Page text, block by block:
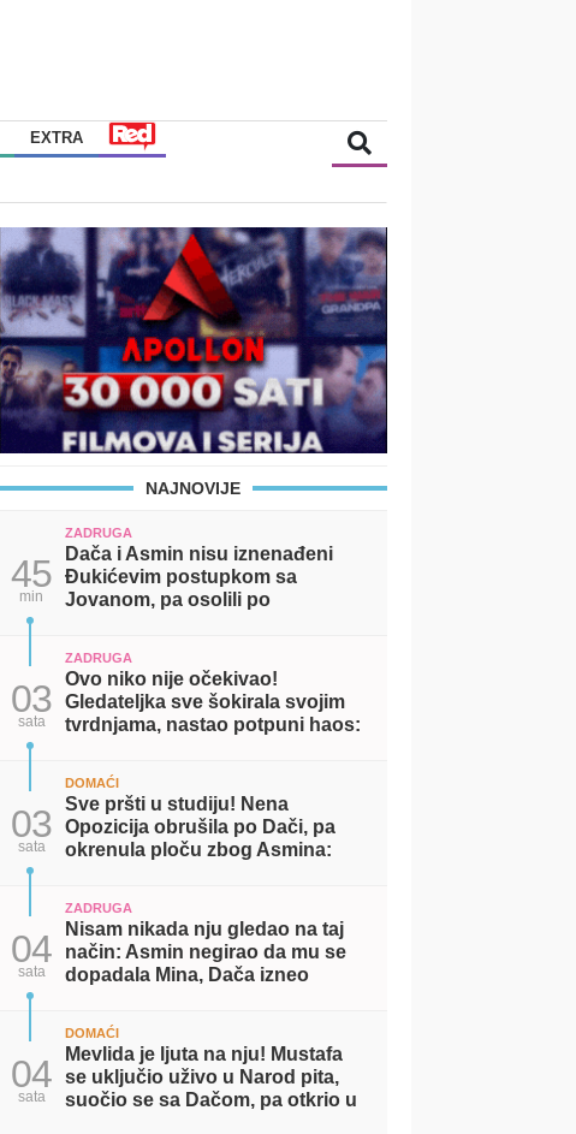
EXTRA
NAJNOVIJE
45
min
ZADRUGA
Dača i Asmin nisu iznenađeni
Đukićevim postupkom sa
Jovanom, pa osolili po
03
sata
ZADRUGA
Ovo niko nije očekivao!
Gledateljka sve šokirala svojim
tvrdnjama, nastao potpuni haos:
03
sata
DOMAĆI
Sve pršti u studiju! Nena
Opozicija obrušila po Dači, pa
okrenula ploču zbog Asmina:
04
sata
ZADRUGA
Nisam nikada nju gledao na taj
način: Asmin negirao da mu se
dopadala Mina, Dača izneo
04
sata
DOMAĆI
Mevlida je ljuta na nju! Mustafa
se uključio uživo u Narod pita,
suočio se sa Dačom, pa otkrio u